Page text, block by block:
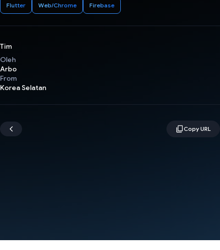
Flutter Web/Chrome Firebase
Tim
Oleh
Arbo
From
Korea Selatan